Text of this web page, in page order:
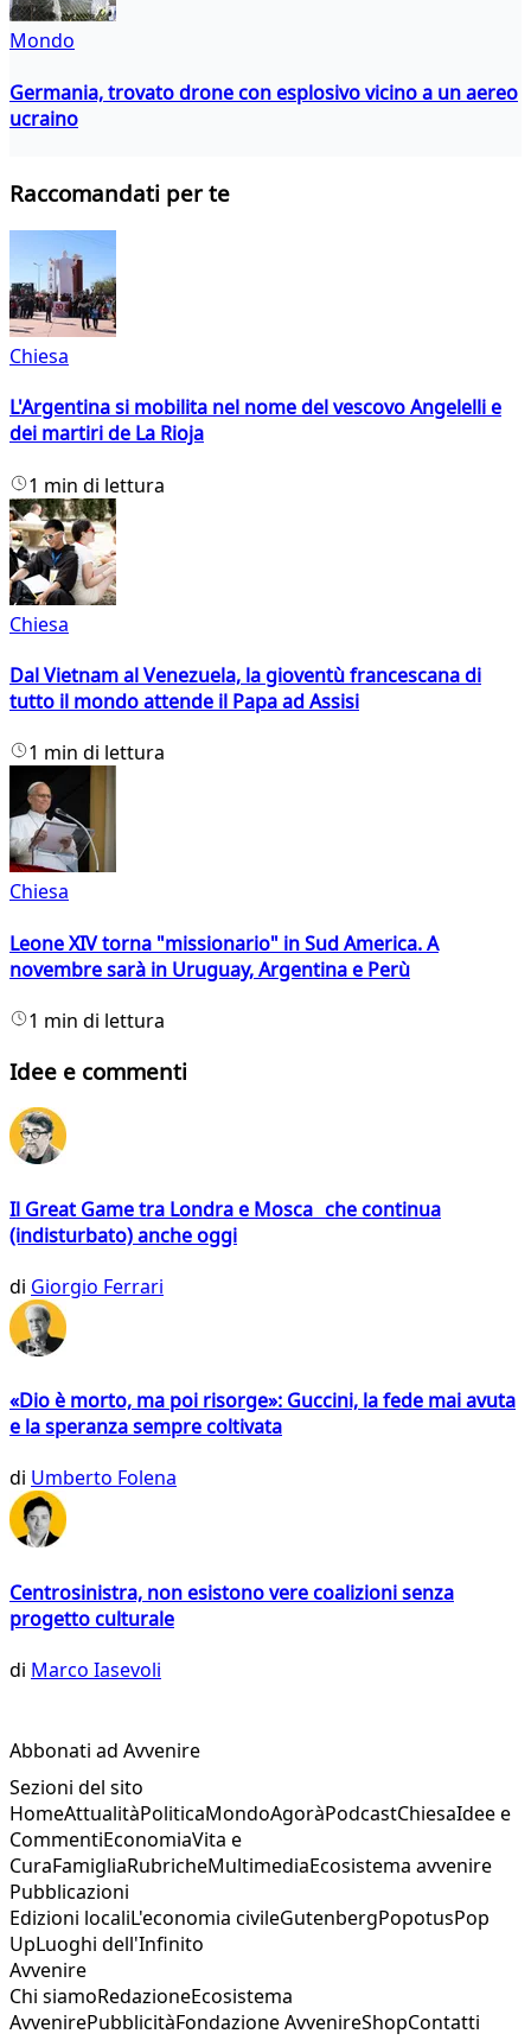
Mondo
Germania, trovato drone con esplosivo vicino a un aereo
ucraino
Raccomandati per te
Chiesa
L'Argentina si mobilita nel nome del vescovo Angelelli e
dei martiri de La Rioja
1 min di lettura
Chiesa
Dal Vietnam al Venezuela, la gioventù francescana di
tutto il mondo attende il Papa ad Assisi
1 min di lettura
Chiesa
Leone XIV torna "missionario" in Sud America. A
novembre sarà in Uruguay, Argentina e Perù
1 min di lettura
Idee e commenti
Il Great Game tra Londra e Mosca che continua
(indisturbato) anche oggi
di Giorgio Ferrari
«Dio è morto, ma poi risorge»: Guccini, la fede mai avuta
e la speranza sempre coltivata
di Umberto Folena
Centrosinistra, non esistono vere coalizioni senza
progetto culturale
di Marco Iasevoli
Abbonati ad Avvenire
Sezioni del sito
HomeAttualitàPoliticaMondoAgoràPodcastChiesaIdee e
CommentiEconomiaVita e
CuraFamigliaRubricheMultimediaEcosistema avvenire
Pubblicazioni
Edizioni localiL'economia civileGutenbergPopotusPop
UpLuoghi dell'Infinito
Avvenire
Chi siamoRedazioneEcosistema
AvvenirePubblicitàFondazione AvvenireShopContatti